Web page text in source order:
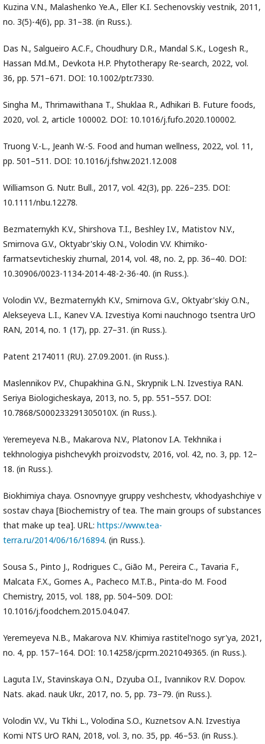
Kuzina V.N., Malashenko Ye.A., Eller K.I. Sechenovskiy vestnik, 2011,
no. 3(5)-4(6), pp. 31–38. (in Russ.).
Das N., Salgueiro A.C.F., Choudhury D.R., Mandal S.K., Logesh R.,
Hassan Md.M., Devkota H.P. Phytotherapy Re-search, 2022, vol.
36, pp. 571–671. DOI: 10.1002/ptr.7330.
Singha M., Thrimawithana T., Shuklaa R., Adhikari B. Future foods,
2020, vol. 2, article 100002. DOI: 10.1016/j.fufo.2020.100002.
Truong V.-L., Jeanh W.-S. Food and human wellness, 2022, vol. 11,
pp. 501–511. DOI: 10.1016/j.fshw.2021.12.008
Williamson G. Nutr. Bull., 2017, vol. 42(3), pp. 226–235. DOI:
10.1111/nbu.12278.
Bezmaternykh K.V., Shirshova T.I., Beshley I.V., Matistov N.V.,
Smirnova G.V., Oktyabr'skiy O.N., Volodin V.V. Khimiko-
farmatsevticheskiy zhurnal, 2014, vol. 48, no. 2, pp. 36–40. DOI:
10.30906/0023-1134-2014-48-2-36-40. (in Russ.).
Volodin V.V., Bezmaternykh K.V., Smirnova G.V., Oktyabr'skiy O.N.,
Alekseyeva L.I., Kanev V.A. Izvestiya Komi nauchnogo tsentra UrO
RAN, 2014, no. 1 (17), pp. 27–31. (in Russ.).
Patent 2174011 (RU). 27.09.2001. (in Russ.).
Maslennikov P.V., Chupakhina G.N., Skrypnik L.N. Izvestiya RAN.
Seriya Biologicheskaya, 2013, no. 5, pp. 551–557. DOI:
10.7868/S000233291305010X. (in Russ.).
Yeremeyeva N.B., Makarova N.V., Platonov I.A. Tekhnika i
tekhnologiya pishchevykh proizvodstv, 2016, vol. 42, no. 3, pp. 12–
18. (in Russ.).
Biokhimiya chaya. Osnovnyye gruppy veshchestv, vkhodyashchiye v
sostav chaya [Biochemistry of tea. The main groups of substances
that make up tea]. URL: https://www.tea-
terra.ru/2014/06/16/16894. (in Russ.).
Sousa S., Pinto J., Rodrigues C., Gião M., Pereira C., Tavaria F.,
Malcata F.X., Gomes A., Pacheco M.T.B., Pinta-do M. Food
Chemistry, 2015, vol. 188, pp. 504–509. DOI:
10.1016/j.foodchem.2015.04.047.
Yeremeyeva N.B., Makarova N.V. Khimiya rastitel'nogo syr'ya, 2021,
no. 4, pp. 157–164. DOI: 10.14258/jcprm.2021049365. (in Russ.).
Laguta I.V., Stavinskaya O.N., Dzyuba O.I., Ivannikov R.V. Dopov.
Nats. akad. nauk Ukr., 2017, no. 5, pp. 73–79. (in Russ.).
Volodin V.V., Vu Tkhi L., Volodina S.O., Kuznetsov A.N. Izvestiya
Komi NTS UrO RAN, 2018, vol. 3, no. 35, pp. 46–53. (in Russ.).